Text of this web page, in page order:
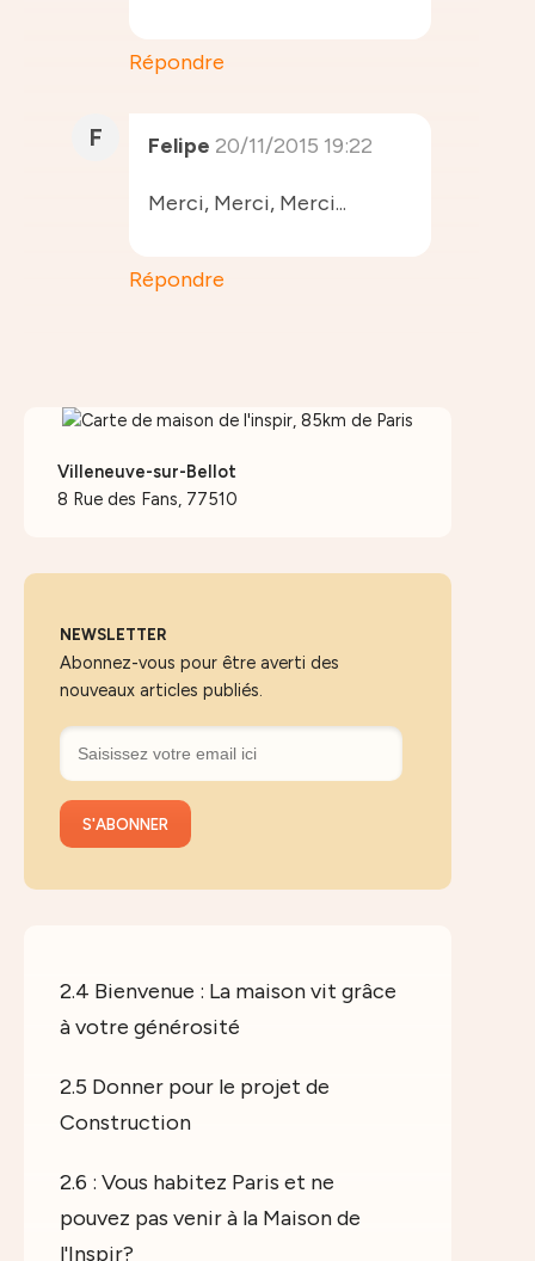
Répondre
F Felipe 20/11/2015 19:22
Merci, Merci, Merci...
Répondre
Villeneuve-sur-Bellot
8 Rue des Fans, 77510
NEWSLETTER
Abonnez-vous pour être averti des
nouveaux articles publiés.
2.4 Bienvenue : La maison vit grâce
à votre générosité
2.5 Donner pour le projet de
Construction
2.6 : Vous habitez Paris et ne
pouvez pas venir à la Maison de
l'Inspir?